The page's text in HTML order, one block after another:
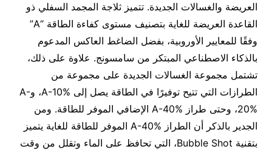
العريضة والغسالات الجديدة. تتميز ثلاجة المجمد السفلي ذو
القاعدة العريضة للغاية بتصنيف مستوى كفاءة الطاقة “A”
وفقًا للمعايير الأوروبية، بفضل الضاغط العاكس المدعوم
بالذكاء الاصطناعي المبتكر من سامسونج. علاوة على ذلك،
تشتمل مجموعة الغسالات الجديدة على مجموعة من
الطرازات التي تتيح توفيرًا في الطاقة يصل إلى A-10%، وA-
20%، وحتى طراز A-40% الإضافي الموفر للطاقة. ومن
الجدير بالذكر أن الطراز A-40% الموفر للطاقة للغاية يتميز
بتقنية Bubble Shot، التي تحافظ على الماء وتقلل من وقت